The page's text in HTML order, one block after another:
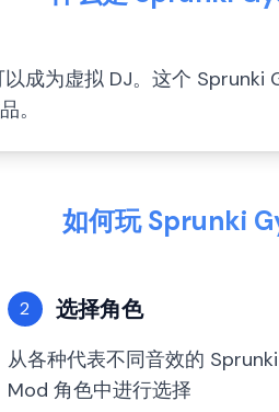
成为虚拟 DJ。这个
。
如何玩 Sprunki
2 选择角色
从各种代表不同音效的
Mod 角色中进行选择